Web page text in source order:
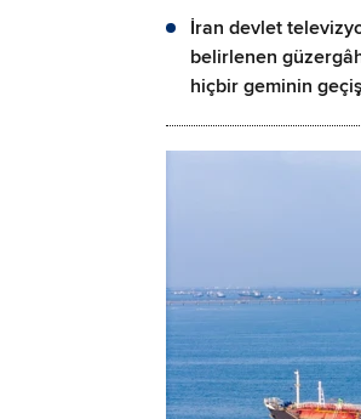
İran devlet
belirlenen güzergâh
hiçbir geminin